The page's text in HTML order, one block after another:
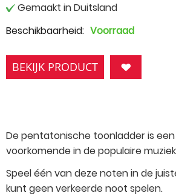
Gemaakt in Duitsland
Beschikbaarheid: Voorraad
BEKIJK PRODUCT
De pentatonische toonladder is
voorkomende in de populaire
Speel één van deze noten in de
kunt geen verkeerde noot spelen.